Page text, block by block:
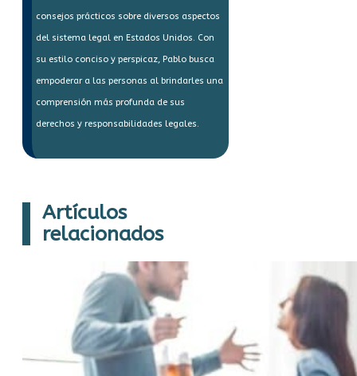
consejos prácticos sobre diversos aspectos
del sistema legal en Estados Unidos. Con
su estilo conciso y perspicaz, Pablo busca
empoderar a las personas al brindarles una
comprensión más profunda de sus
derechos y responsabilidades legales.
Artículos
relacionados